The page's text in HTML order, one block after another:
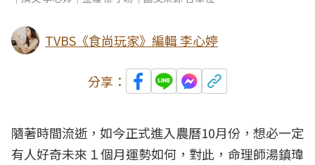
TVBS《食尚玩家》編輯 李心婷
分享：
隨著時間流逝，如今正式進入農曆10月份，想必一定
有人好奇未來１個月運勢如何，對此，命理師湯鎮瑋